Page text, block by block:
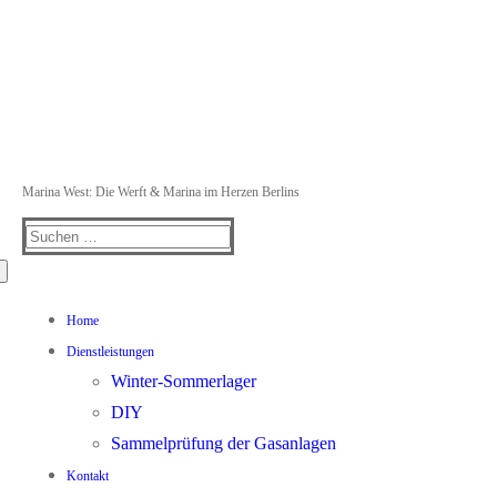
Marina West: Die Werft & Marina im Herzen Berlins
Suchen
Home
Dienstleistungen
Winter-Sommerlager
DIY
Sammelprüfung der Gasanlagen
Kontakt